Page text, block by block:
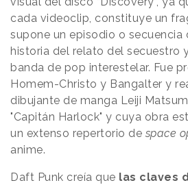
cada videoclip, constituye un
supone un episodio o secuencia
historia del relato del secuestro
banda de pop interestelar. Fue
Homem-Christo y Bangalter y
dibujante de manga Leiji
"Capitán Harlock" y cuya obra
un extenso repertorio de space
anime.
Daft Punk creía que las claves